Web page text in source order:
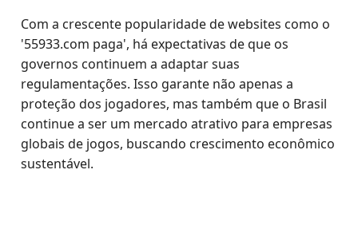
Com a crescente popularidade de websites como o
'55933.com paga', há expectativas de que os
governos continuem a adaptar suas
regulamentações. Isso garante não apenas a
proteção dos jogadores, mas também que o Brasil
continue a ser um mercado atrativo para empresas
globais de jogos, buscando crescimento econômico
sustentável.